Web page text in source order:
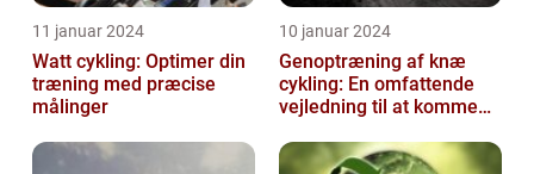
11 januar 2024
Watt cykling: Optimer din
træning med præcise
målinger
10 januar 2024
Genoptræning af knæ
cykling: En omfattende
vejledning til at komme